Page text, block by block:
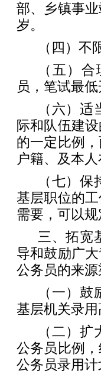
部、乡镇事
岁。
（四）
（五）
员，笔试最低
（六）
际和队伍建
的一定比例
户籍、及本
（七）
基层职位的
需要，可以
三、拓宽
导和鼓励广
公务员的来源
（一）
基层机关录用
（二）
公务员比例
公务员录用计